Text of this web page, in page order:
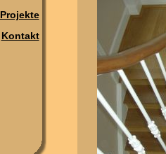
Projekte
Kontakt